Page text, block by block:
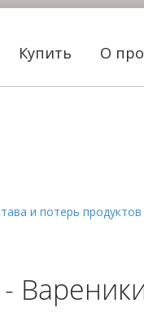
Купить О
и потерь